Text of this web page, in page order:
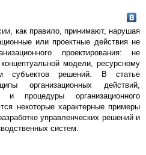
как правило, принимают, нарушая
или проектные действия не
проектирования: не
модели, ресурсному
субъектов решений. В статье
организационных действий,
процедуры организационного
некоторые характерные примеры
управленческих решений и
систем.